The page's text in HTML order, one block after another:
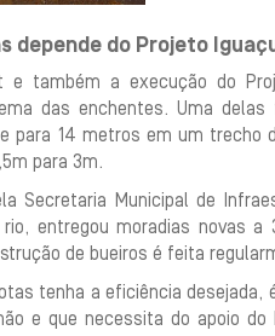
depende do Projeto
e também a execução do
das enchentes. Uma
para 14 metros em um trecho
para 3m.
Secretaria Municipal de
entregou moradias novas
de bueiros é feita
tenha a eficiência
e que necessita do apoio